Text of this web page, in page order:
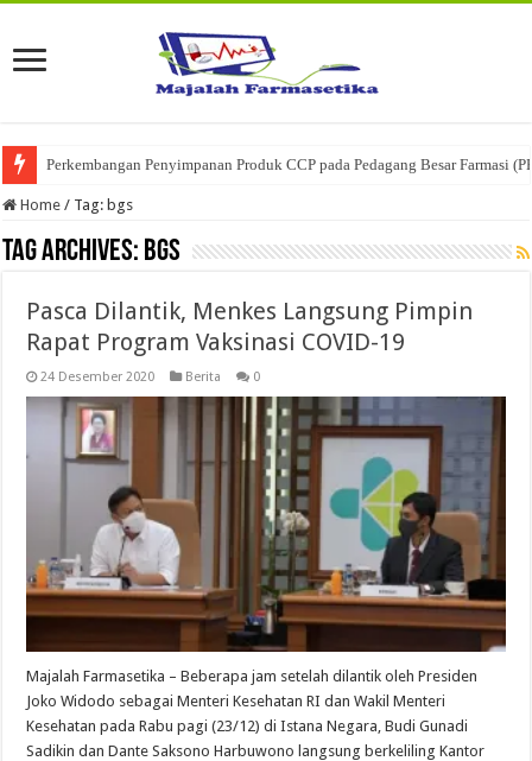
Perkembangan Penyimpanan Produk CCP pada Pedagang Besar Farmasi
Home / Tag: bgs
Tag Archives: bgs
Pasca Dilantik, Menkes Langsung Pimpin
Rapat Program Vaksinasi COVID-19
24 Desember 2020 Berita 0
Majalah Farmasetika – Beberapa jam setelah dilantik oleh Presiden
Joko Widodo sebagai Menteri Kesehatan RI dan Wakil Menteri
Kesehatan pada Rabu pagi (23/12) di Istana Negara, Budi Gunadi
Sadikin dan Dante Saksono Harbuwono langsung berkeliling Kantor